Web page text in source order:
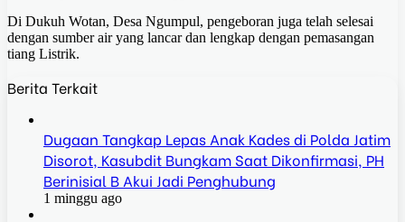
Di Dukuh Wotan, Desa Ngumpul, pengeboran juga telah selesai
dengan sumber air yang lancar dan lengkap dengan pemasangan
tiang Listrik.
Berita Terkait
Dugaan Tangkap Lepas Anak Kades di Polda Jatim
Disorot, Kasubdit Bungkam Saat Dikonfirmasi, PH
Berinisial B Akui Jadi Penghubung
1 minggu ago